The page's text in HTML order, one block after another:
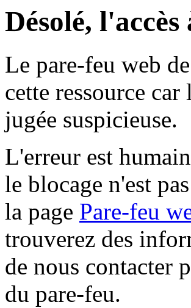
Désolé,
Le pare-feu web
cette ressource
jugée suspicieuse.
L'erreur est
le blocage n'est
la page Pare-feu
trouverez des
de nous contacter
du pare-feu.